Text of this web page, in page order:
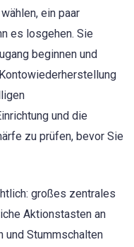
ein paar
es losgehen. Sie
beginnen und
und die
zu prüfen, bevor Sie
großes zentrales
Aktionstasten an
und Stummschalten